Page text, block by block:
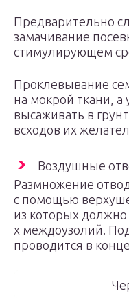
Предварительно
замачивание
стимулирующем
Проклевывание
на мокрой ткани, а
высаживать в
всходов их
Воздушные
Размножение
с помощью
из которых
х междоузолий.
проводится в